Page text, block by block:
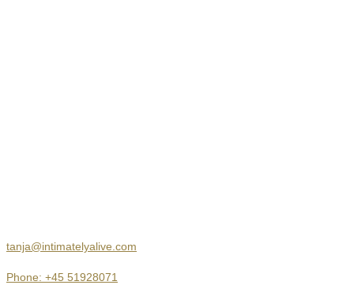
tanja@intimatelyalive.com
Phone: +45 51928071